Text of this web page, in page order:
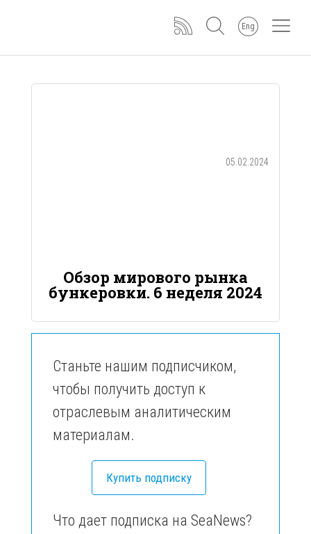
Eng
05.02.2024
Обзор мирового рынка
бункеровки. 6 неделя 2024
Станьте нашим подписчиком,
чтобы получить доступ к
отраслевым аналитическим
материалам.
Купить подписку
Что дает подписка на SeaNews?